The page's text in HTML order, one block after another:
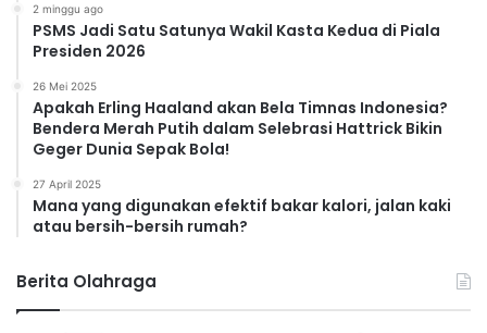
2 minggu ago
PSMS Jadi Satu Satunya Wakil Kasta Kedua di Piala
Presiden 2026
26 Mei 2025
Apakah Erling Haaland akan Bela Timnas Indonesia?
Bendera Merah Putih dalam Selebrasi Hattrick Bikin
Geger Dunia Sepak Bola!
27 April 2025
Mana yang digunakan efektif bakar kalori, jalan kaki
atau bersih-bersih rumah?
Berita Olahraga